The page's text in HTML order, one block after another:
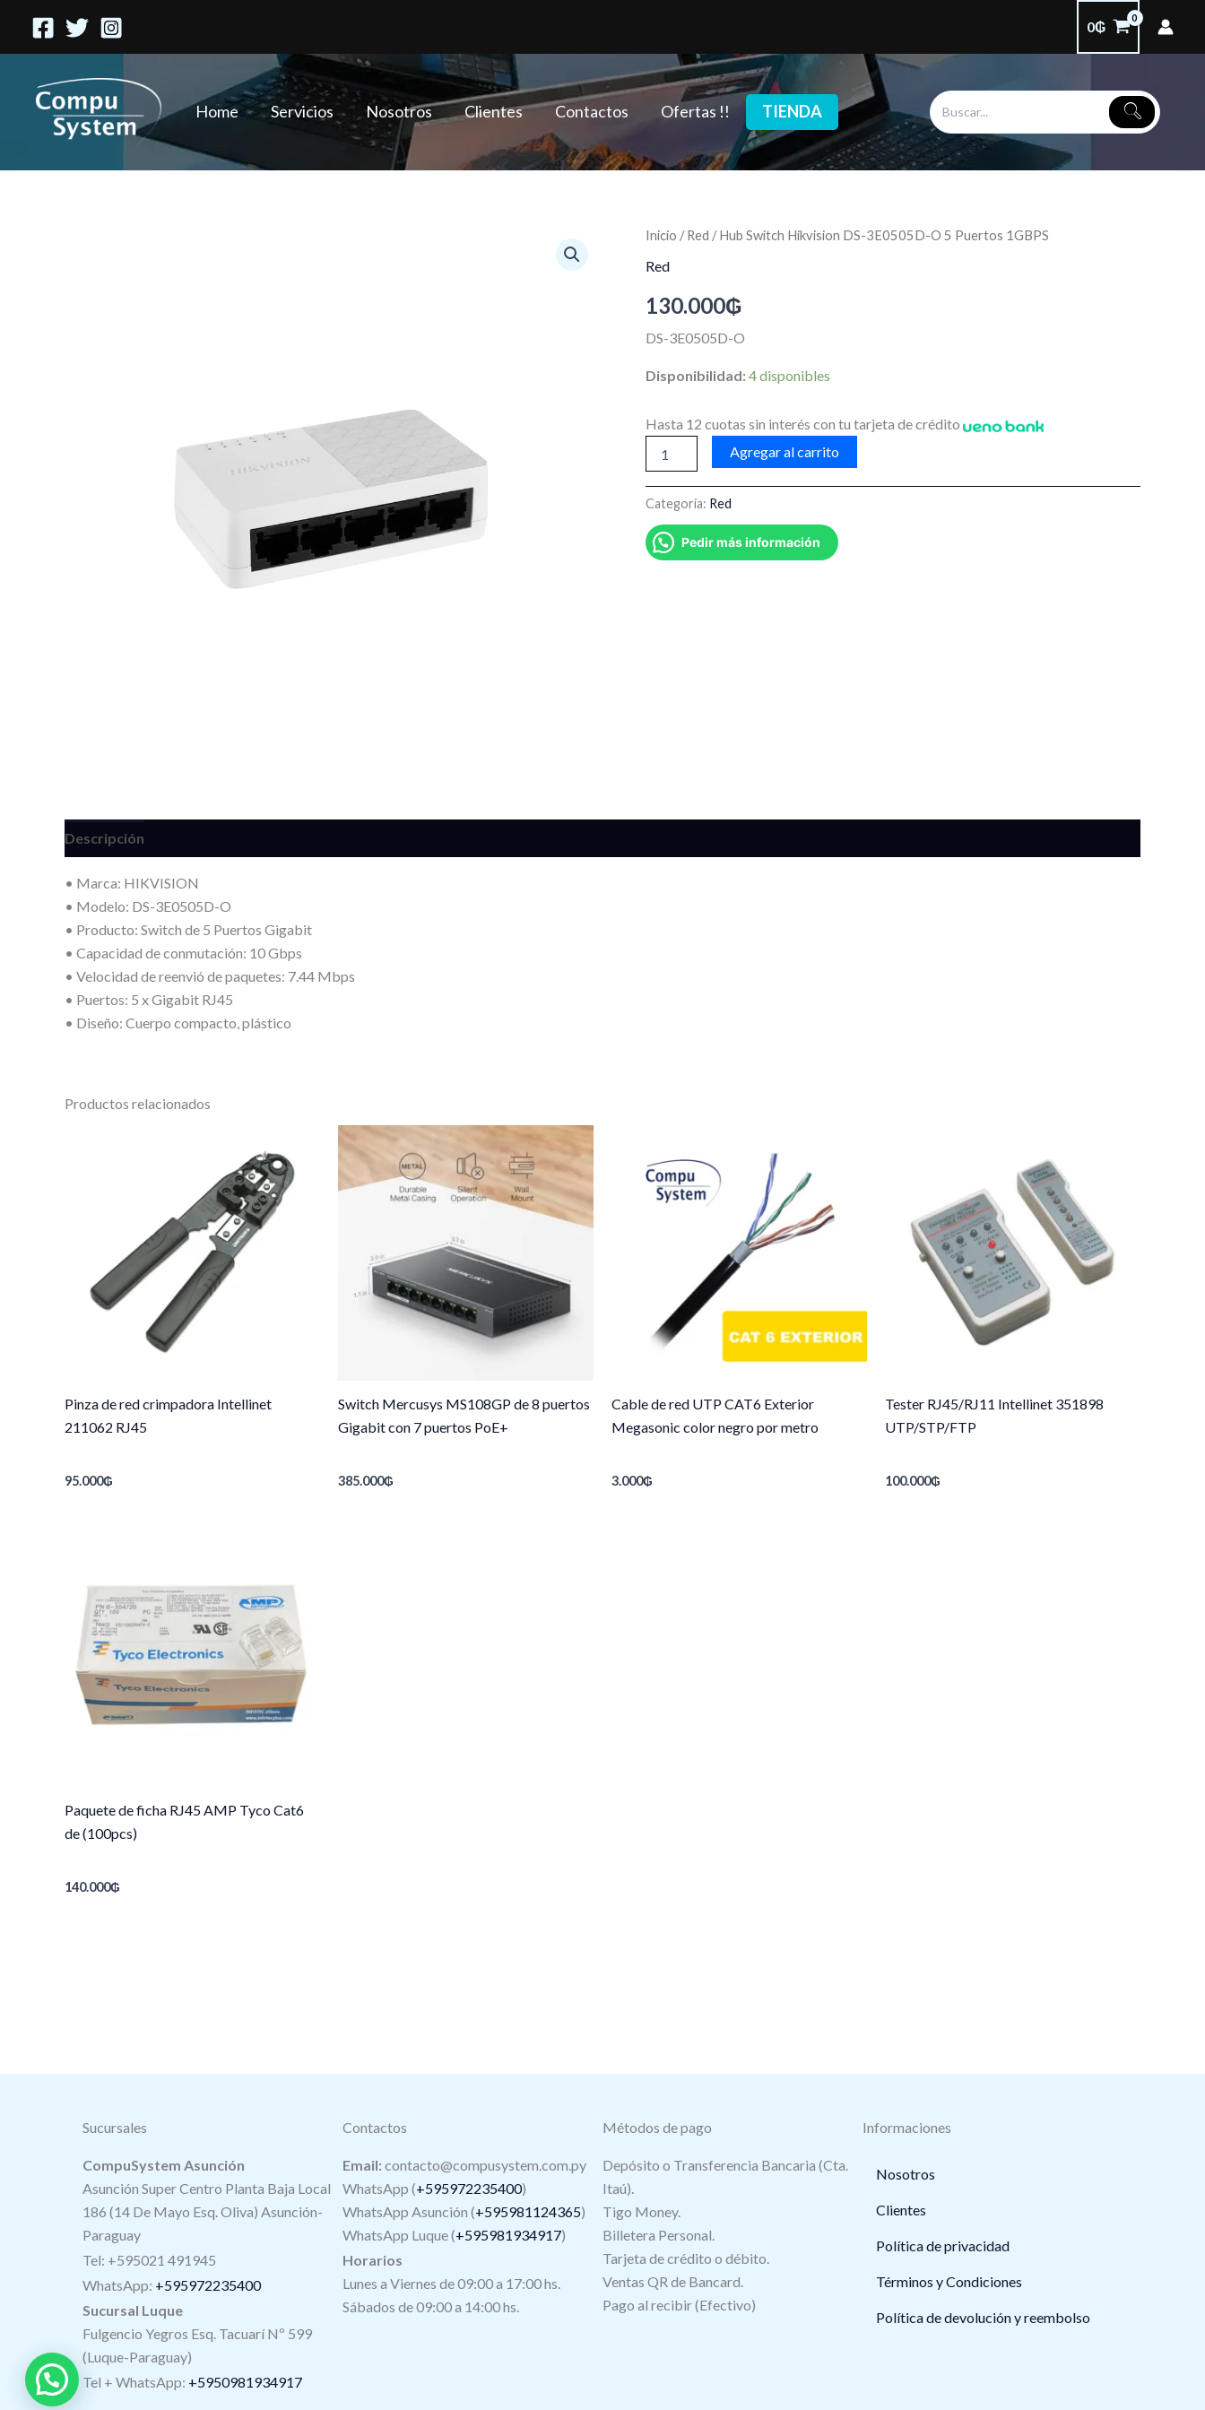
contenido
0₲
Home Servicios Nosotros Clientes Contactos Ofertas !! TIENDA
Inicio /Red / Hub Switch Hikvision DS-3E0505D-O 5 Puertos 1GBPS
Red
130.000₲
DS-3E0505D-O
Disponibilidad: 4 disponibles
Hasta 12 cuotas sin interés con tu tarjeta de crédito
Hub
Hikvision
3E0505D-
5
1GBPS
Agregar al carrito
Categoría: Red
Pedir más información
Descripción
• Marca: HIKVISION
• Modelo: DS-3E0505D-O
• Producto: Switch de 5 Puertos Gigabit
• Capacidad de conmutación: 10 Gbps
• Velocidad de reenvió de paquetes: 7.44 Mbps
• Puertos: 5 x Gigabit RJ45
• Diseño: Cuerpo compacto, plástico
Productos relacionados
Pinza de red crimpadora Intellinet
211062 RJ45
95.000₲
Switch Mercusys MS108GP de 8 puertos
Gigabit con 7 puertos PoE+
385.000₲
Cable de red UTP CAT6 Exterior
Megasonic color negro por metro
3.000₲
Tester RJ45/RJ11 Intellinet 351898
UTP/STP/FTP
100.000₲
Paquete de ficha RJ45 AMP Tyco Cat6
de (100pcs)
140.000₲
Sucursales Contactos Métodos de pago Informaciones
CompuSystem Asunción
Asunción Super Centro Planta Baja Local
186 (14 De Mayo Esq. Oliva) Asunción-
Paraguay
Tel: +595021 491945
WhatsApp: +595972235400
Sucursal Luque
Fulgencio Yegros Esq. Tacuarí Nº 599
(Luque-Paraguay)
Tel + WhatsApp: +5950981934917
Email: contacto@compusystem.com.py
WhatsApp (+595972235400)
WhatsApp Asunción (+595981124365)
WhatsApp Luque (+595981934917)
Horarios
Lunes a Viernes de 09:00 a 17:00 hs.
Sábados de 09:00 a 14:00 hs.
Depósito o Transferencia Bancaria (Cta.
Itaú).
Tigo Money.
Billetera Personal.
Tarjeta de crédito o débito.
Ventas QR de Bancard.
Pago al recibir (Efectivo)
Nosotros
Clientes
Política de privacidad
Términos y Condiciones
Política de devolución y reembolso